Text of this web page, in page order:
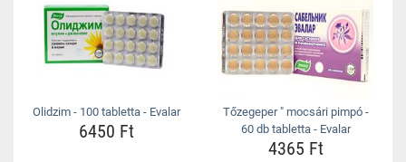
Olidzim - 100 tabletta - Evalar
6450 Ft
Tőzegeper " mocsári pimpó -
60 db tabletta - Evalar
4365 Ft